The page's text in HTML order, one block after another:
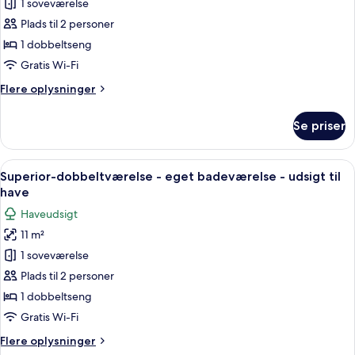
billeder
af
Comfort-
dobbeltværelse
1 soveværelse
Plads til 2 personer
1 dobbeltseng
Gratis Wi-Fi
Flere oplysninger
Flere
dobbeltværelse
Se priser
Indlæs
alle
billeder
af
Superior-
dobbeltværelse
-
eget
badeværelse
udsigt
Et soveværelse med seng, natbord,
7
Superior-dobbeltværelse - eget badeværelse - udsigt til
have
Haveudsigt
11 m²
1 soveværelse
Plads til 2 personer
1 dobbeltseng
Gratis Wi-Fi
Flere oplysninger
Flere